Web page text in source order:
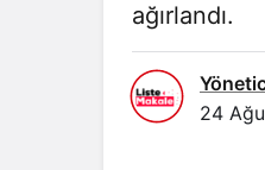
ağırlandı.
24